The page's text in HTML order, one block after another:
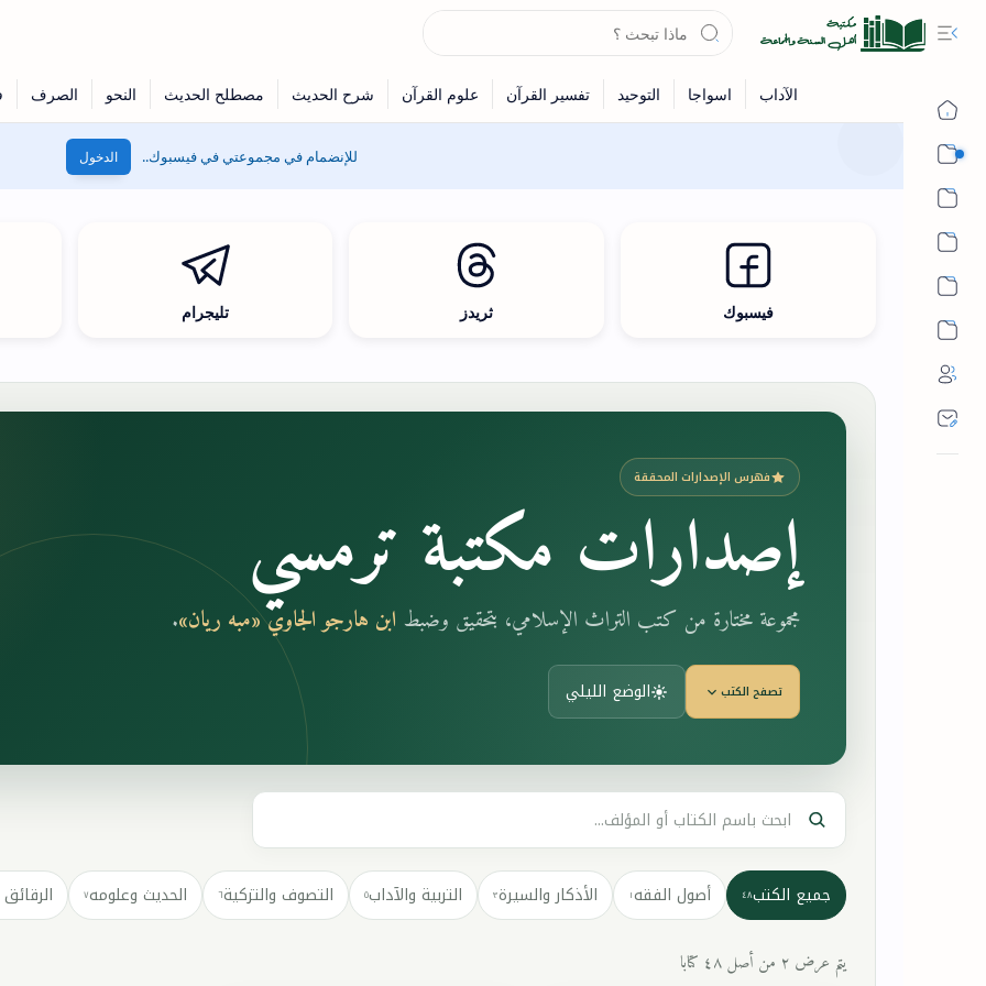
للإنضمام في مجموعتي في فيسبوك.. الدخول
فيسبوك ثريدز تليجرام
فهرس الإصدارات المحققة
إصدارات مكتبة ترمسي
مجموعة مختارة من كتب التراث الإسلامي، بتحقيق وضبط ابن هارجو الجاوي «مبه ريان».
تصفح الكتب الوضع الليلي
جميع الكتب٤٨ أصول الفقه١ الأذكار والسيرة٣ التربية والآداب٥ التصوف والتزكية٦ الحديث وعلومه٧
يتم عرض ٢ من أصل ٤٨ كتابا